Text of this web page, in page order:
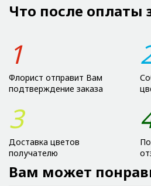
Что после оплаты
1
Флорист отправит Вам
подтверждение заказа
3
Доставка цветов
получателю
Вам может